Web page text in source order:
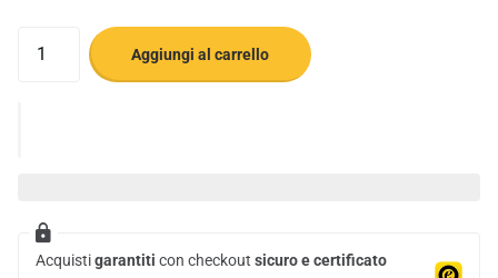
Aggiungi al carrello
Acquistigarantiti con checkout sicuro e certificato